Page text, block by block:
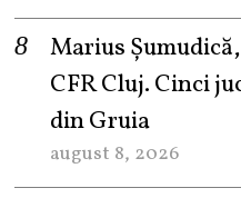
Marius
CFR Cluj. Cinci
din Gruia
august 8, 2026